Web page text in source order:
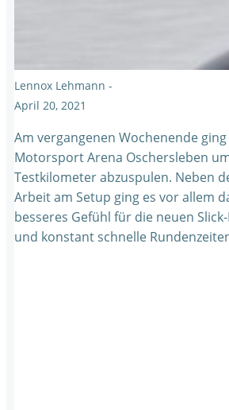
Lennox Lehmann -
April 20, 2021
Am vergangenen Wochenende
Motorsport Arena Oschersleben
Testkilometer abzuspulen. Neben
Arbeit am Setup ging es vor allem
besseres Gefühl für die neuen
und konstant schnelle